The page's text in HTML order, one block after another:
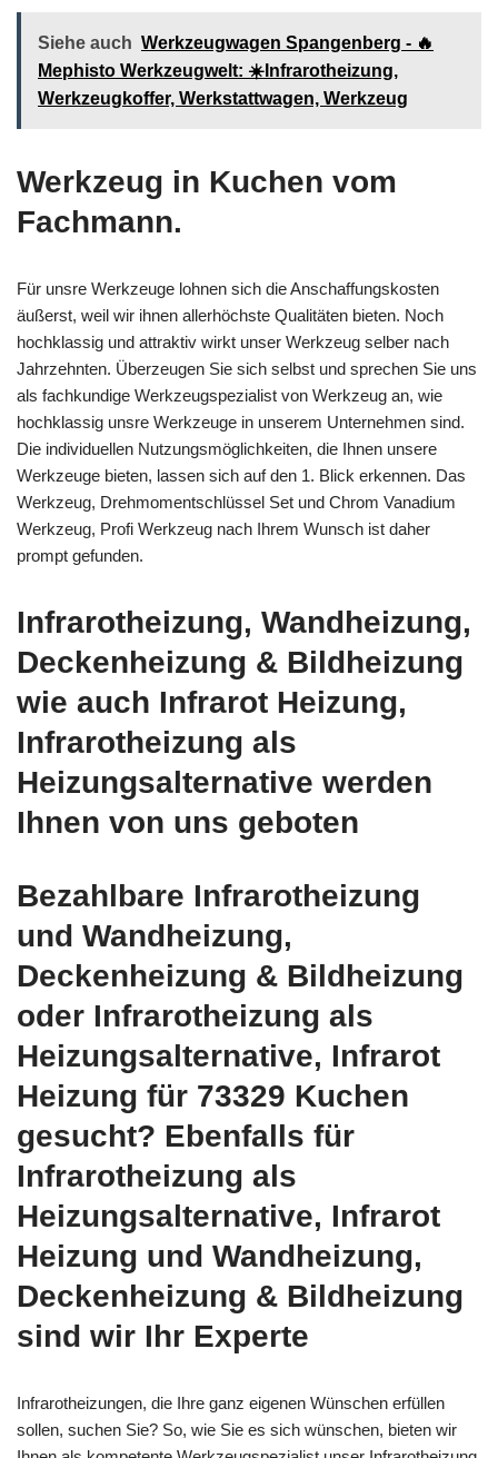
Siehe auch Werkzeugwagen Spangenberg - 🔥
Mephisto Werkzeugwelt: ☀️Infrarotheizung,
Werkzeugkoffer, Werkstattwagen, Werkzeug
Werkzeug in Kuchen vom
Fachmann.
Für unsre Werkzeuge lohnen sich die Anschaffungskosten
äußerst, weil wir ihnen allerhöchste Qualitäten bieten. Noch
hochklassig und attraktiv wirkt unser Werkzeug selber nach
Jahrzehnten. Überzeugen Sie sich selbst und sprechen Sie uns
als fachkundige Werkzeugspezialist von Werkzeug an, wie
hochklassig unsre Werkzeuge in unserem Unternehmen sind.
Die individuellen Nutzungsmöglichkeiten, die Ihnen unsere
Werkzeuge bieten, lassen sich auf den 1. Blick erkennen. Das
Werkzeug, Drehmomentschlüssel Set und Chrom Vanadium
Werkzeug, Profi Werkzeug nach Ihrem Wunsch ist daher
prompt gefunden.
Infrarotheizung, Wandheizung,
Deckenheizung & Bildheizung
wie auch Infrarot Heizung,
Infrarotheizung als
Heizungsalternative werden
Ihnen von uns geboten
Bezahlbare Infrarotheizung
und Wandheizung,
Deckenheizung & Bildheizung
oder Infrarotheizung als
Heizungsalternative, Infrarot
Heizung für 73329 Kuchen
gesucht? Ebenfalls für
Infrarotheizung als
Heizungsalternative, Infrarot
Heizung und Wandheizung,
Deckenheizung & Bildheizung
sind wir Ihr Experte
Infrarotheizungen, die Ihre ganz eigenen Wünschen erfüllen
sollen, suchen Sie? So, wie Sie es sich wünschen, bieten wir